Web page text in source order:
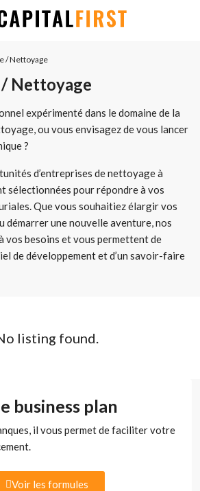
/ Nettoyage
Nettoyage
expérimenté dans le domaine de la
ou vous envisagez de vous lancer
?
d’entreprises de nettoyage à
sélectionnées pour répondre à vos
Que vous souhaitiez élargir vos
une nouvelle aventure, nos
vos besoins et vous permettent de
de développement et d’un savoir-faire
listing found.
business plan
il vous permet de faciliter votre
Voir les formules